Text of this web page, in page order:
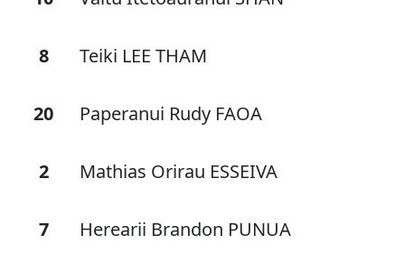
8 Teiki LEE THAM
20 Paperanui Rudy FAOA
2 Mathias Orirau ESSEIVA
7 Herearii Brandon PUNUA